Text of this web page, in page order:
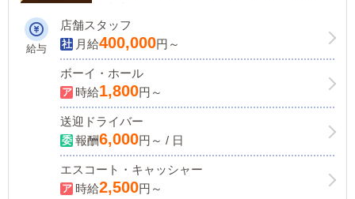
給与
店舗スタッフ
月給400,000円～
ボーイ・ホール
時給1,800円～
送迎ドライバー
報酬6,000円～ / 日
エスコート・キャッシャー
時給2,500円～